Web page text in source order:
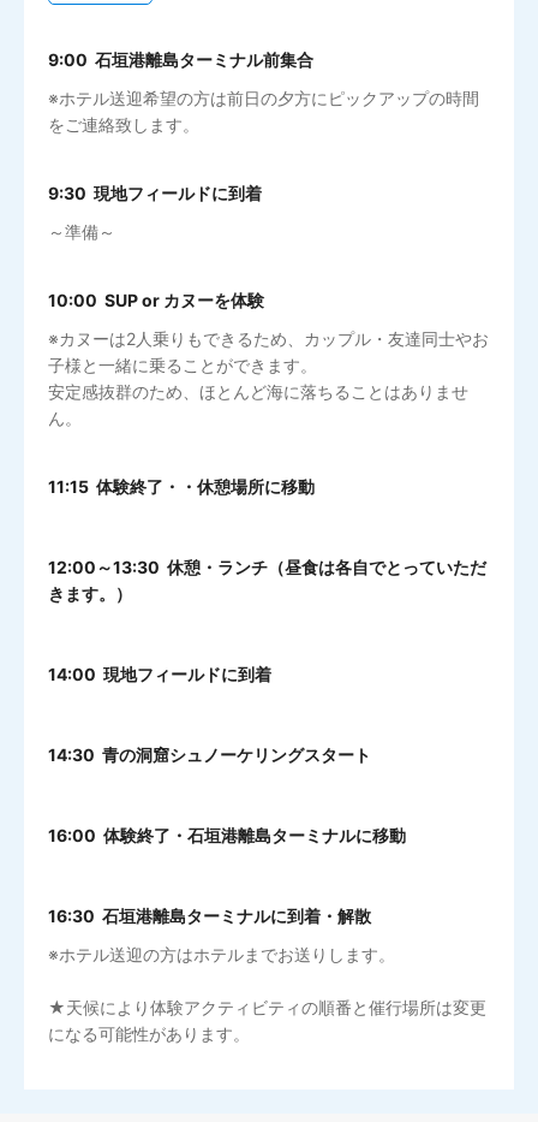
9:00 石垣港離島ターミナル前集合
※ホテル送迎希望の方は前日の夕方にピックアップの時間
をご連絡致します。
9:30 現地フィールドに到着
～準備～
10:00 SUP or カヌーを体験
※カヌーは2人乗りもできるため、カップル・友達同士やお
子様と一緒に乗ることができます。
安定感抜群のため、ほとんど海に落ちることはありませ
ん。
11:15 体験終了・・休憩場所に移動
12:00～13:30 休憩・ランチ（昼食は各自でとっていただ
きます。）
14:00 現地フィールドに到着
14:30 青の洞窟シュノーケリングスタート
16:00 体験終了・石垣港離島ターミナルに移動
16:30 石垣港離島ターミナルに到着・解散
※ホテル送迎の方はホテルまでお送りします。
★天候により体験アクティビティの順番と催行場所は変更
になる可能性があります。